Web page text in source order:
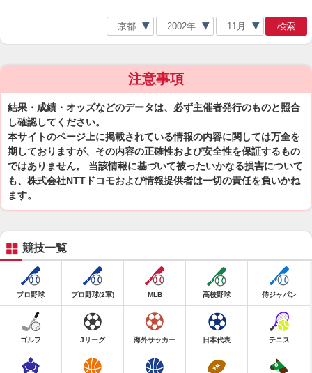
検索
注意事項
結果・成績・オッズなどのデータは、必ず主催者発行のものと照合
し確認してください。
本サイトのページ上に掲載されている情報の内容に関しては万全を
期しておりますが、その内容の正確性および安全性を保証するもの
ではありません。 当該情報に基づいて被ったいかなる損害について
も、株式会社NTTドコモおよび情報提供者は一切の責任を負いかね
ます。
競技一覧
プロ野球 プロ野球(2軍) MLB 高校野球 侍ジャパン
ゴルフ Jリーグ 海外サッカー 日本代表 テニス